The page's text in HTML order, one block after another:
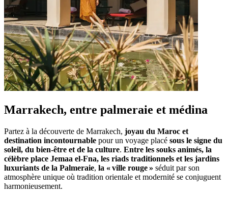
Marrakech, entre palmeraie et médina
Partez à la découverte de Marrakech, joyau du Maroc et
destination incontournable pour un voyage placé sous le signe du
soleil, du bien‑être et de la culture. Entre les souks animés, la
célèbre place Jemaa el‑Fna, les riads traditionnels et les jardins
luxuriants de la Palmeraie, la « ville rouge » séduit par son
atmosphère unique où tradition orientale et modernité se conjuguent
harmonieusement.